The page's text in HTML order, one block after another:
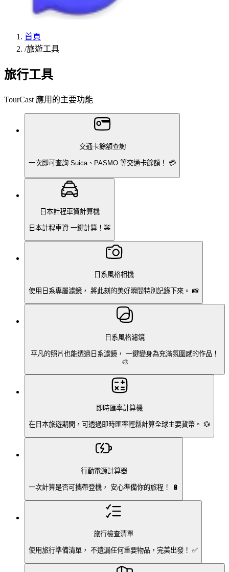
首頁
/旅遊工具
旅行工具
TourCast 應用的主要功能
交通卡餘額查詢
一次即可查詢 Suica、PASMO 等交通卡餘額！ 💳
日本計程車資計算機
日本計程車資 一鍵計算！🚕
日系風格相機
使用日系專屬濾鏡， 將此刻的美好瞬間特別記錄下來。 📸
日系風格濾鏡
平凡的照片也能透過日系濾鏡， 一鍵變身為充滿氛圍感的作品！
🎨
即時匯率計算機
在日本旅遊期間，可透過即時匯率輕鬆計算全球主要貨幣。 💱
行動電源計算器
一次計算是否可攜帶登機， 安心準備你的旅程！ 🔋
旅行檢查清單
使用旅行準備清單， 不遺漏任何重要物品，完美出發！ ✅